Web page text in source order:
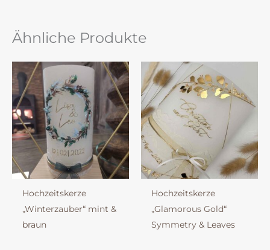
Ähnliche Produkte
Hochzeitskerze
„Winterzauber“ mint &
braun
Hochzeitskerze
„Glamorous Gold“
Symmetry & Leaves